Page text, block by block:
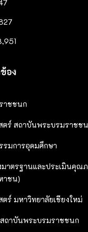
อง
าชชนก
ตร์ สถาบันพระบรมราชช
มการอุดมศึกษา
าตรฐานและประเมินคุณ
าชน)
ร์ มหาวิทยาลัยเชียงใหม่
ถาบันพระบรมราชชนก